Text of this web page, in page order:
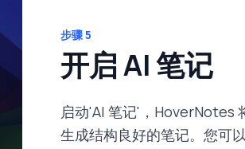
步骤5
开启 AI 笔记
启动'AI 笔记'，HoverNotes
生成结构良好的笔记。您可以